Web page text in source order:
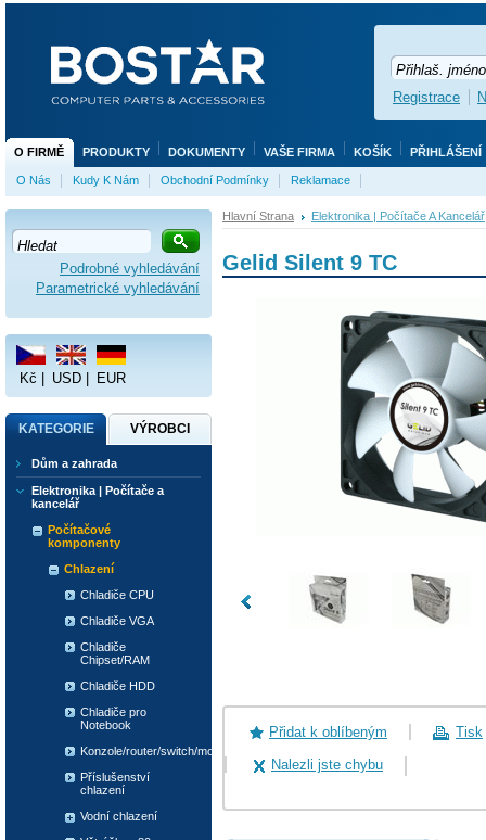
Hlavní Strana Elektronika | Počítače A Kancelář
Gelid Silent 9 TC
Přidat k oblíbeným
Tisk
Nalezli jste chybu
Podrobné vyhledávání
Parametrické vyhledávání
Kč USD EUR
KATEGORIE VÝROBCI
Dům a zahrada
Elektronika | Počítače a
kancelář
Počítačové
komponenty
Chlazení
Chladiče CPU
Chladiče VGA
Chladiče
Chipset/RAM
Chladiče HDD
Chladiče pro
Notebook
Konzole/router/switch/modem
Příslušenství
chlazení
Vodní chlazení
O FIRMĚ PRODUKTY DOKUMENTY VAŠE FIRMA KOŠÍK PŘIHLÁŠENÍ
O Nás Kudy K Nám Obchodní Podmínky Reklamace
Registrace